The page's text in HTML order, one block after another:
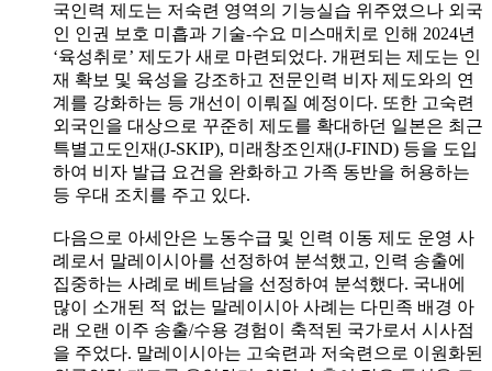
국인력 제도는 저숙련 영역의 기능실습 위주였으나 외국
인 인권 보호 미흡과 기술-수요 미스매치로 인해 2024년
‘육성취로’ 제도가 새로 마련되었다. 개편되는 제도는 인
재 확보 및 육성을 강조하고 전문인력 비자 제도와의 연
계를 강화하는 등 개선이 이뤄질 예정이다. 또한 고숙련
외국인을 대상으로 꾸준히 제도를 확대하던 일본은 최근
특별고도인재(J-SKIP), 미래창조인재(J-FIND) 등을 도입
하여 비자 발급 요건을 완화하고 가족 동반을 허용하는
등 우대 조치를 주고 있다.
다음으로 아세안은 노동수급 및 인력 이동 제도 운영 사
례로서 말레이시아를 선정하여 분석했고, 인력 송출에
집중하는 사례로 베트남을 선정하여 분석했다. 국내에
많이 소개된 적 없는 말레이시아 사례는 다민족 배경 아
래 오랜 이주 송출/수용 경험이 축적된 국가로서 시사점
을 주었다. 말레이시아는 고숙련과 저숙련으로 이원화된